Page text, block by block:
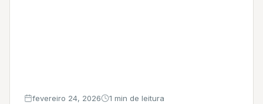
fevereiro 24, 2026 1 min de leitura